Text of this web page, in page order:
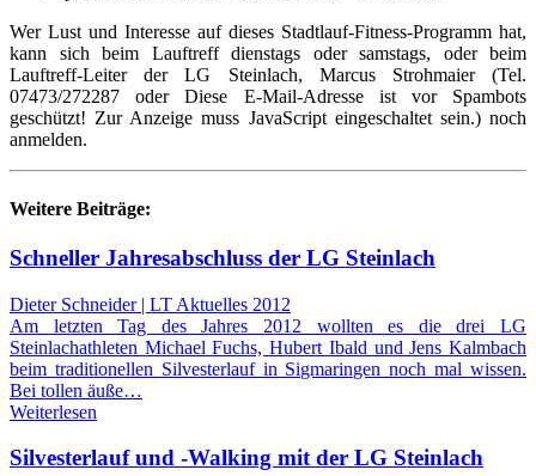
Wer Lust und Interesse auf dieses Stadtlauf-Fitness-Programm hat,
kann sich beim Lauftreff dienstags oder samstags, oder beim
Lauftreff-Leiter der LG Steinlach, Marcus Strohmaier (Tel.
07473/272287 oderDiese E-Mail-Adresse ist vor Spambots
geschützt! Zur Anzeige muss JavaScript eingeschaltet sein.) noch
anmelden.
Weitere Beiträge:
Schneller Jahresabschluss der LG Steinlach
Dieter Schneider | LT Aktuelles 2012
Am letzten Tag des Jahres 2012 wollten es die drei LG
Steinlachathleten Michael Fuchs, Hubert Ibald und Jens Kalmbach
beim traditionellen Silvesterlauf in Sigmaringen noch mal wissen.
Bei tollen äuße…
Weiterlesen
Silvesterlauf und -Walking mit der LG Steinlach